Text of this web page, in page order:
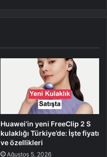
Huawei’in yeni FreeClip 2 S
kulaklığı Türkiye’de: İşte fiyatı
ve özellikleri
Ağustos 5, 2026